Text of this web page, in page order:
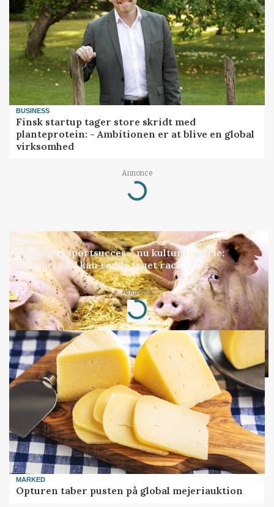
BUSINESS
Finsk startup tager store skridt med
planteprotein: - Ambitionen er at blive en global
virksomhed
Annonce
Loading...
GRISE
Engang eksportsucces – nu kulturhistorie:
Gammel sæd kan redde truet race
Annonce
Loading...
MARKED
Opturen taber pusten på global mejeriauktion